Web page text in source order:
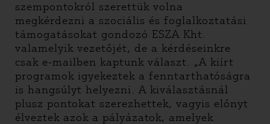
szempontokról szerettük volna
megkérdezni a szociális és foglalkoztatási
támogatásokat gondozó ESZA Kht.
valamelyik vezetőjét, de a kérdéseinkre
csak e-mailben kaptunk választ. „A kiírt
programok igyekeztek a fenntarthatóságra
is hangsúlyt helyezni. A kiválasztásnál
plusz pontokat szerezhettek, vagyis előnyt
élveztek azok a pályázatok, amelyek